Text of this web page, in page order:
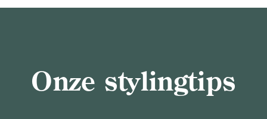
Onze stylingtips